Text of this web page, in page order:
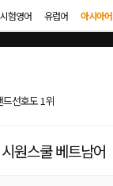
시험영어 유럽어 아시아어
시원스쿨 베트남어